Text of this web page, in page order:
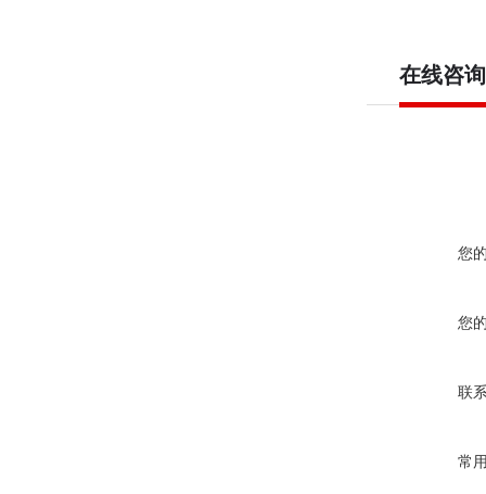
在线咨询
您
您
联
常